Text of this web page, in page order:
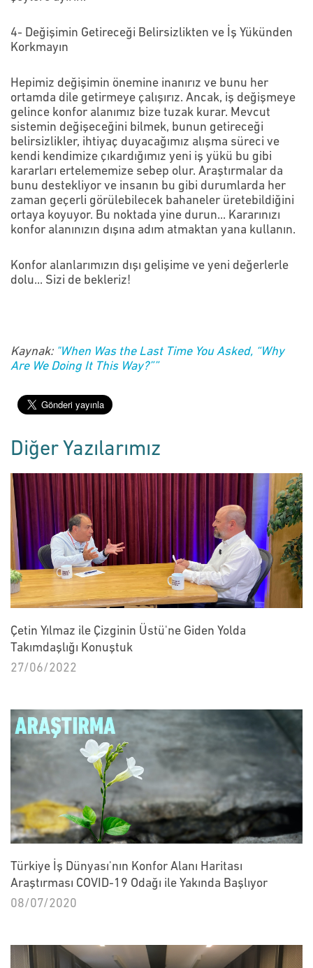
4- Değişimin Getireceği Belirsizlikten ve İş Yükünden
Korkmayın
Hepimiz değişimin önemine inanırız ve bunu her
ortamda dile getirmeye çalışırız. Ancak, iş değişmeye
gelince konfor alanımız bize tuzak kurar. Mevcut
sistemin değişeceğini bilmek, bunun getireceği
belirsizlikler, ihtiyaç duyacağımız alışma süreci ve
kendi kendimize çıkardığımız yeni iş yükü bu gibi
kararları ertelememize sebep olur. Araştırmalar da
bunu destekliyor ve insanın bu gibi durumlarda her
zaman geçerli görülebilecek bahaneler üretebildiğini
ortaya koyuyor. Bu noktada yine durun... Kararınızı
konfor alanınızın dışına adım atmaktan yana kullanın.
Konfor alanlarımızın dışı gelişime ve yeni değerlerle
dolu... Sizi de bekleriz!
Kaynak: "When Was the Last Time You Asked, “Why
Are We Doing It This Way?””
Diğer Yazılarımız
Çetin Yılmaz ile Çizginin Üstü'ne Giden Yolda
Takımdaşlığı Konuştuk
27/06/2022
Türkiye İş Dünyası'nın Konfor Alanı Haritası
Araştırması COVID-19 Odağı ile Yakında Başlıyor
08/07/2020